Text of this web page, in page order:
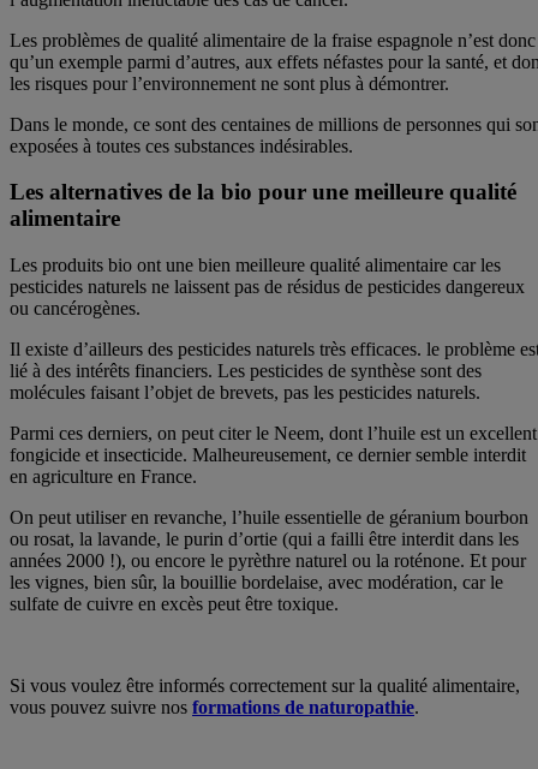
Les problèmes de qualité alimentaire de la fraise espagnole n’est donc
qu’un exemple parmi d’autres, aux effets néfastes pour la santé, et
les risques pour l’environnement ne sont plus à démontrer.
Dans le monde, ce sont des centaines de millions de personnes qui
exposées à toutes ces substances indésirables.
Les alternatives de la bio pour une meilleure qualité
alimentaire
Les produits bio ont une bien meilleure qualité alimentaire car les
pesticides naturels ne laissent pas de résidus de pesticides dangereux
ou cancérogènes.
Il existe d’ailleurs des pesticides naturels très efficaces. le problème
lié à des intérêts financiers. Les pesticides de synthèse sont des
molécules faisant l’objet de brevets, pas les pesticides naturels.
Parmi ces derniers, on peut citer le Neem, dont l’huile est un excellent
fongicide et insecticide. Malheureusement, ce dernier semble interdit
en agriculture en France.
On peut utiliser en revanche, l’huile essentielle de géranium bourbon
ou rosat, la lavande, le purin d’ortie (qui a failli être interdit dans les
années 2000 !), ou encore le pyrèthre naturel ou la roténone. Et pour
les vignes, bien sûr, la bouillie bordelaise, avec modération, car le
sulfate de cuivre en excès peut être toxique.
Si vous voulez être informés correctement sur la qualité alimentaire,
vous pouvez suivre nos formations de naturopathie.